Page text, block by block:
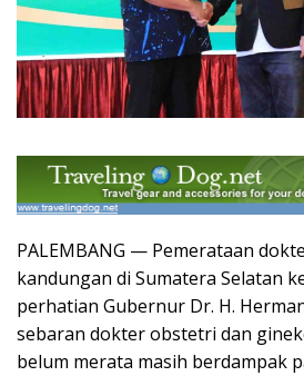
PALEMBANG — Pemerataan
kandungan di Sumatera Selatan
perhatian Gubernur Dr. H.
sebaran dokter obstetri dan
belum merata masih berdampak